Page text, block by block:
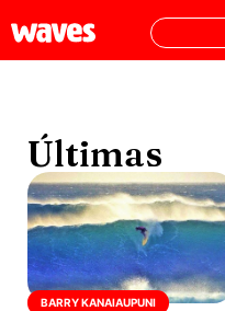
Últimas
BARRY KANAIAUPUNI